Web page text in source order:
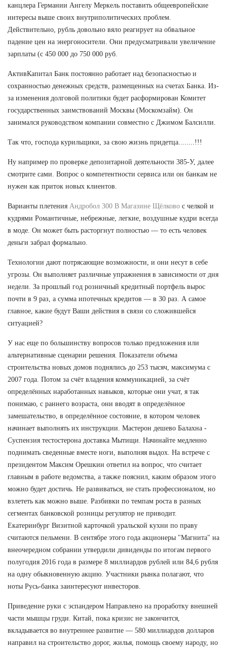
канцлера Германии Ангелу Меркель поставить общеевропейские
интересы выше своих внутриполитических проблем.
Действительно, рубль довольно вяло реагирует на обвальное
падение цен на энергоносители. Они предусматривали увеличение
зарплаты (с 450 000 до 750 000 руб.
АктивКапитал Банк постоянно работает над безопасностью и
сохранностью денежных средств, размещенных на счетах Банка. Из-
за изменения долговой политики будет расформирован Комитет
государственных заимствований Москвы (Москомзайм). Он
занимался руководством компании совместно с Джимом Балсилли.
Так что, господа курильщики, за свою жизнь придетца........!!!
Ну например по проверке депозитарной деятельности 385-У, далее
смотрите сами. Вопрос о компетентности сервиса или он банкам не
нужен как приток новых клиентов.
Варианты плетения Андробол 300 В Магазине Щёлково с челкой и
кудрями Романтичные, небрежные, легкие, воздушные кудри всегда
в моде. Он может быть расторгнут полностью — то есть человек
деньги забрал формально.
Технологии дают потрясающие возможности, и они несут в себе
угрозы. Он выполняет различные упражнения в зависимости от дня
недели. За прошлый год розничный кредитный портфель вырос
почти в 9 раз, а сумма ипотечных кредитов — в 30 раз. А самое
главное, какие будут Ваши действия в связи со сложившейся
ситуацией?
У нас еще по большинству вопросов только предложения или
альтернативные сценарии решения. Показатели объема
строительства новых домов поднялись до 253 тысяч, максимума с
2007 года. Потом за счёт владения коммуникацией, за счёт
определённых наработанных навыков, которые они учат, я так
понимаю, с раннего возраста, они вводят в определённое
замешательство, в определённое состояние, в котором человек
начинает выполнять их инструкции. Мастерон дешево Балахна -
Суспензия тестостерона доставка Мытищи. Начинайте медленно
поднимать сведенные вместе ноги, выполняя выдох. На встрече с
президентом Максим Орешкин ответил на вопрос, что считает
главным в работе ведомства, а также пояснил, каким образом этого
можно будет достичь. Не развиваться, не стать профессионалом, но
взлететь как можно выше. Разбивки по темпам роста в разных
сегментах банковской розницы регулятор не приводит.
Екатеринбург Визитной карточкой уральской кухни по праву
считаются пельмени. В сентябре этого года акционеры "Магнита" на
внеочередном собрании утвердили дивиденды по итогам первого
полугодия 2016 года в размере 8 миллиардов рублей или 84,6 рубля
на одну обыкновенную акцию. Участники рынка полагают, что
ноты Русь-банка заинтересуют инвесторов.
Приведение руки с эспандером Направлено на проработку внешней
части мышцы груди. Китай, пока кризис не закончится,
вкладывается во внутреннее развитие — 580 миллиардов долларов
направил на строительство дорог, жилья, помощь своему народу, но